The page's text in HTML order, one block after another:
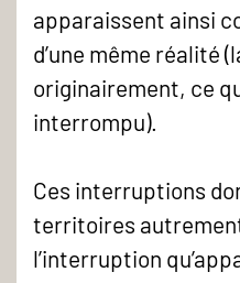
apparaissent ainsi
d’une même réalité
originairement, ce
interrompu).
Ces interruptions
territoires
l’interruption